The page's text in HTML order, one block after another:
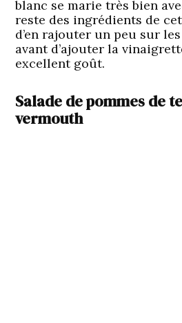
blanc se marie très bien
reste des ingrédients de
d’en rajouter un peu sur
avant d’ajouter la
excellent goût.
Salade de pommes de
vermouth